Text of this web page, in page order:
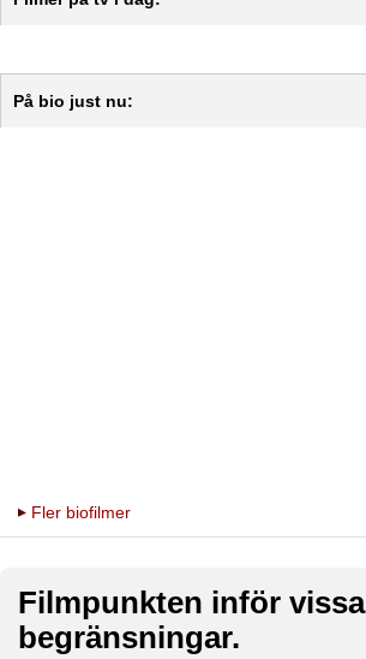
På bio just nu:
Fler biofilmer
Filmpunkten inför vissa
begränsningar.